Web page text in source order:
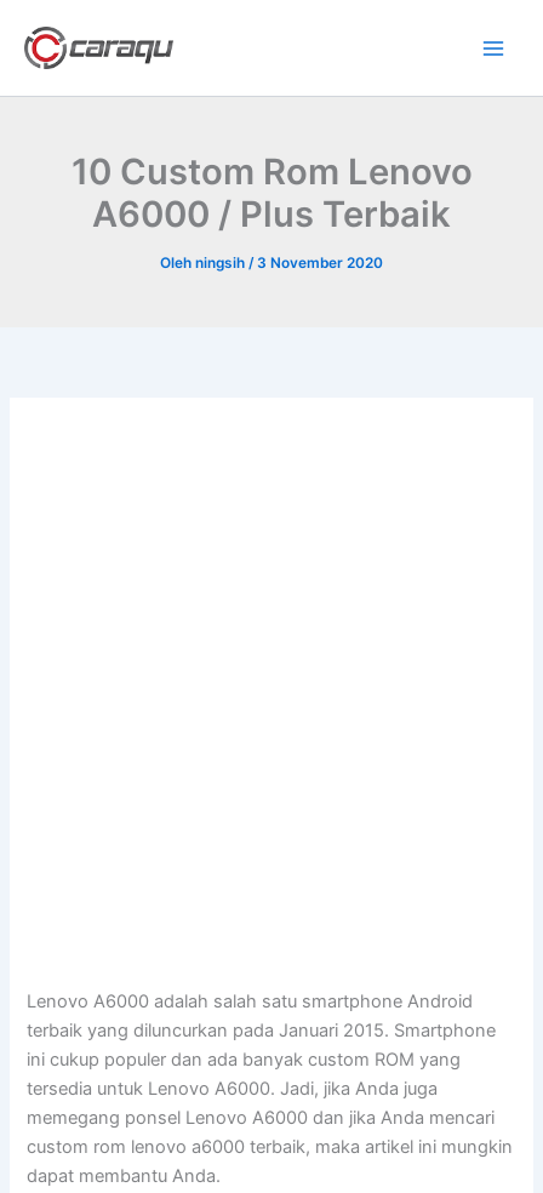
konten
10 Custom Rom Lenovo
A6000 / Plus Terbaik
Oleh ningsih / 3 November 2020
Lenovo A6000 adalah salah satu smartphone Android
terbaik yang diluncurkan pada Januari 2015. Smartphone
ini cukup populer dan ada banyak custom ROM yang
tersedia untuk Lenovo A6000. Jadi, jika Anda juga
memegang ponsel Lenovo A6000 dan jika Anda mencari
custom rom lenovo a6000 terbaik, maka artikel ini mungkin
dapat membantu Anda.